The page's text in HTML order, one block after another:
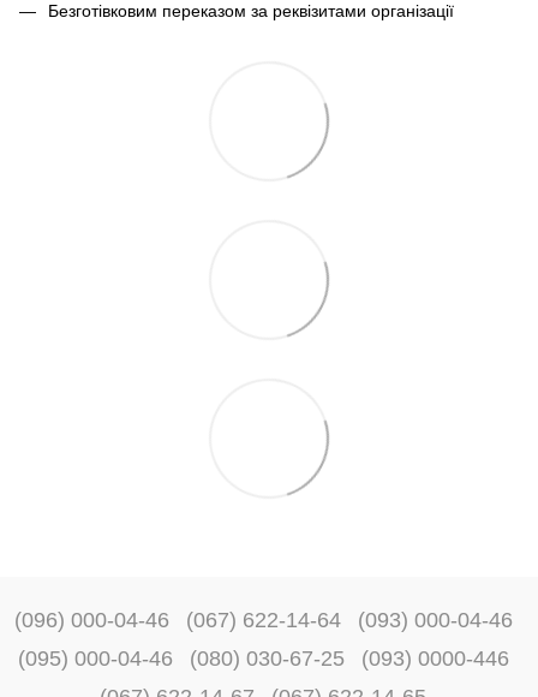
Безготівковим переказом за реквізитами організації
(096) 000-04-46 (067) 622-14-64
(093) 000-04-46
(095) 000-04-46
(080) 030-67-25
(093) 0000-446